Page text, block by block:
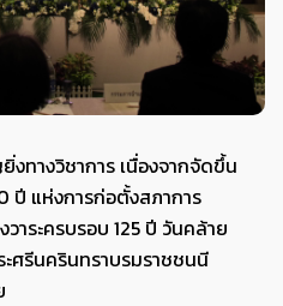
งทางวิชาการ เนื่องจากจัดขึ้น
ปี แห่งการก่อตั้งสภาการ
าระครบรอบ 125 ปี วันคล้าย
ศรีนครินทราบรมราชชนนี